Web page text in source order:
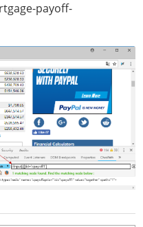
payoff-